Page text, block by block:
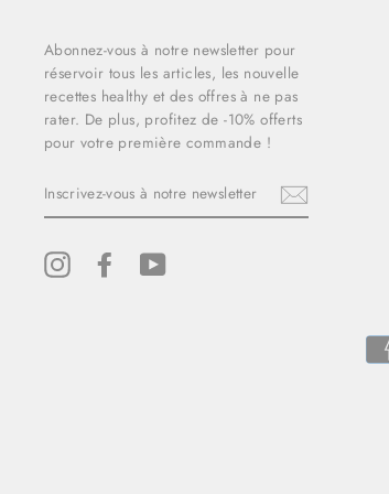
Abonnez-vous à notre newsletter pour
réservoir tous les articles, les nouvelle
recettes healthy et des offres à ne pas
rater. De plus, profitez de -10% offerts
pour votre première commande !
VOUS
À
NEWSLETTER
InstagramFacebookYouTube